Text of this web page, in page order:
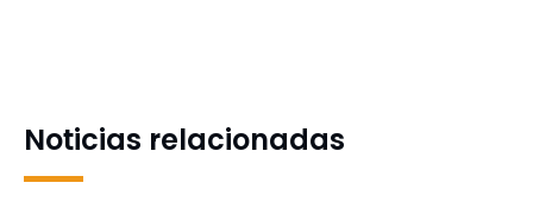
Noticias relacionadas